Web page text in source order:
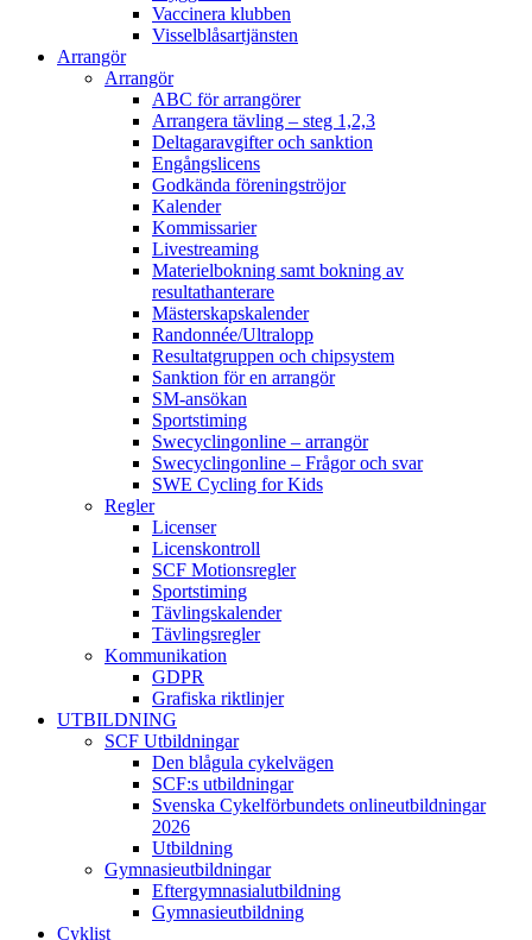
Vaccinera klubben
Visselblåsartjänsten
Arrangör
Arrangör
ABC för arrangörer
Arrangera tävling – steg 1,2,3
Deltagaravgifter och sanktion
Engångslicens
Godkända föreningströjor
Kalender
Kommissarier
Livestreaming
Materielbokning samt bokning av
resultathanterare
Mästerskapskalender
Randonnée/Ultralopp
Resultatgruppen och chipsystem
Sanktion för en arrangör
SM-ansökan
Sportstiming
Swecyclingonline – arrangör
Swecyclingonline – Frågor och svar
SWE Cycling for Kids
Regler
Licenser
Licenskontroll
SCF Motionsregler
Sportstiming
Tävlingskalender
Tävlingsregler
Kommunikation
GDPR
Grafiska riktlinjer
UTBILDNING
SCF Utbildningar
Den blågula cykelvägen
SCF:s utbildningar
Svenska Cykelförbundets onlineutbildningar
2026
Utbildning
Gymnasieutbildningar
Eftergymnasialutbildning
Gymnasieutbildning
Cyklist